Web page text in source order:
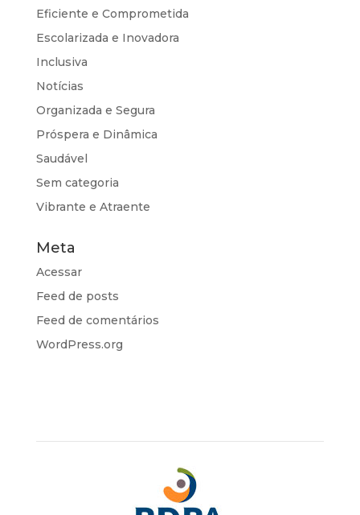
Eficiente e Comprometida
Escolarizada e Inovadora
Inclusiva
Notícias
Organizada e Segura
Próspera e Dinâmica
Saudável
Sem categoria
Vibrante e Atraente
Meta
Acessar
Feed de posts
Feed de comentários
WordPress.org